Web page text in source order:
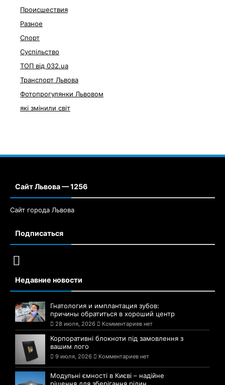
Происшествия
Разное
Спорт
Суспільство
ТОП від 032.ua
Транспорт Львова
Фотопрогулянки Львовом
які змінили світ
Сайт Львова — 1256
Сайт города Львова
Подписаться
Недавние новости
Гнатология и имплантация зубов:
причины обратиться в хороший центр
28 июля, 2026 Комментариев нет
Корпоративні блокноти під замовлення з
вашим лого
9 июля, 2026 Комментариев нет
Модульні ємності в Києві – надійне